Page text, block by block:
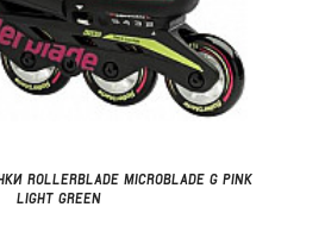
ROLLERBLADE MICROBLADE G PINK
LIGHT GREEN